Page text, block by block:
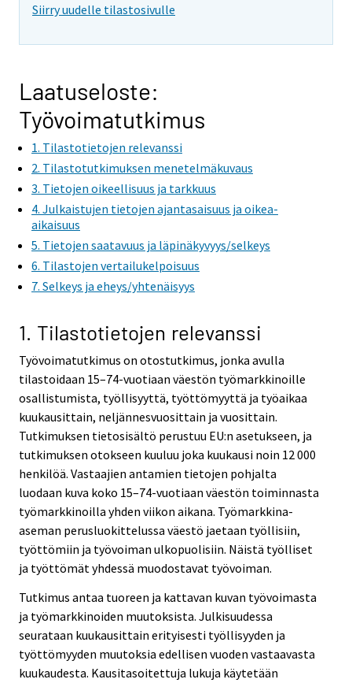
Siirry uudelle tilastosivulle
Laatuseloste:
Työvoimatutkimus
1. Tilastotietojen relevanssi
2. Tilastotutkimuksen menetelmäkuvaus
3. Tietojen oikeellisuus ja tarkkuus
4. Julkaistujen tietojen ajantasaisuus ja oikea-
aikaisuus
5. Tietojen saatavuus ja läpinäkyvyys/selkeys
6. Tilastojen vertailukelpoisuus
7. Selkeys ja eheys/yhtenäisyys
1. Tilastotietojen relevanssi
Työvoimatutkimus on otostutkimus, jonka avulla
tilastoidaan 15–74-vuotiaan väestön työmarkkinoille
osallistumista, työllisyyttä, työttömyyttä ja työaikaa
kuukausittain, neljännesvuosittain ja vuosittain.
Tutkimuksen tietosisältö perustuu EU:n asetukseen, ja
tutkimuksen otokseen kuuluu joka kuukausi noin 12 000
henkilöä. Vastaajien antamien tietojen pohjalta
luodaan kuva koko 15–74-vuotiaan väestön toiminnasta
työmarkkinoilla yhden viikon aikana. Työmarkkina-
aseman perusluokittelussa väestö jaetaan työllisiin,
työttömiin ja työvoiman ulkopuolisiin. Näistä työlliset
ja työttömät yhdessä muodostavat työvoiman.
Tutkimus antaa tuoreen ja kattavan kuvan työvoimasta
ja työmarkkinoiden muutoksista. Julkisuudessa
seurataan kuukausittain erityisesti työllisyyden ja
työttömyyden muutoksia edellisen vuoden vastaavasta
kuukaudesta. Kausitasoitettuja lukuja käytetään